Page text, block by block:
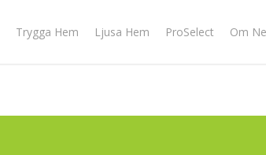
Trygga Hem Ljusa Hem ProSelect Om